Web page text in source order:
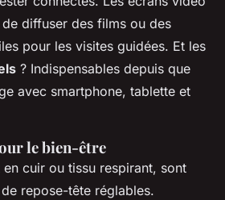
diffuser des films ou des
pour les visites guidées. Et les
? Indispensables depuis que
avec smartphone, tablette et
le bien-être
en cuir ou tissu respirant, sont
repose-tête réglables.